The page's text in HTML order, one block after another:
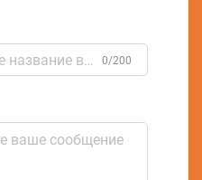
0/200